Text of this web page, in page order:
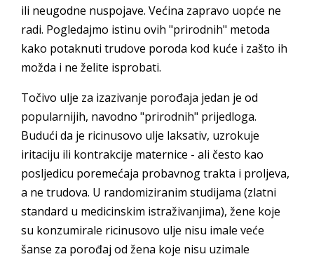
ili neugodne nuspojave. Većina zapravo uopće ne
radi. Pogledajmo istinu ovih "prirodnih" metoda
kako potaknuti trudove poroda kod kuće i zašto ih
možda i ne želite isprobati.
Točivo ulje za izazivanje porođaja jedan je od
popularnijih, navodno "prirodnih" prijedloga.
Budući da je ricinusovo ulje laksativ, uzrokuje
iritaciju ili kontrakcije maternice - ali često kao
posljedicu poremećaja probavnog trakta i proljeva,
a ne trudova. U randomiziranim studijama (zlatni
standard u medicinskim istraživanjima), žene koje
su konzumirale ricinusovo ulje nisu imale veće
šanse za porođaj od žena koje nisu uzimale